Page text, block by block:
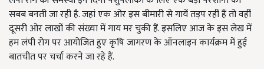
सबब बनती जा रही है. जहां एक ओर इस बीमारी से गायें तड़प रहीं हैं तो वहीं
दूसरी ओर लाखों की संख्या में गाय मर चुकी हैं. इसलिए आज के इस लेख में
हम लंपी रोग पर आयोजित हुए कृषि जागरण के ऑनलाइन कार्यक्रम में हुई
बातचीत पर चर्चा करने जा रहे हैं.